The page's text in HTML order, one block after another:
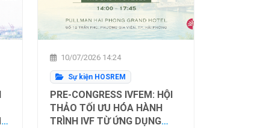
10/07/2026 14:24
Sự kiện HOSREM
PRE-CONGRESS IVFEM: HỘI
THẢO TỐI ƯU HÓA HÀNH
TRÌNH IVF TỪ ỨNG DỤNG